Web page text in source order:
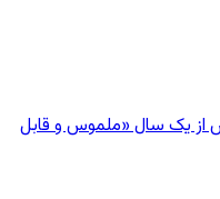
از یک سال «ملموس و قابل